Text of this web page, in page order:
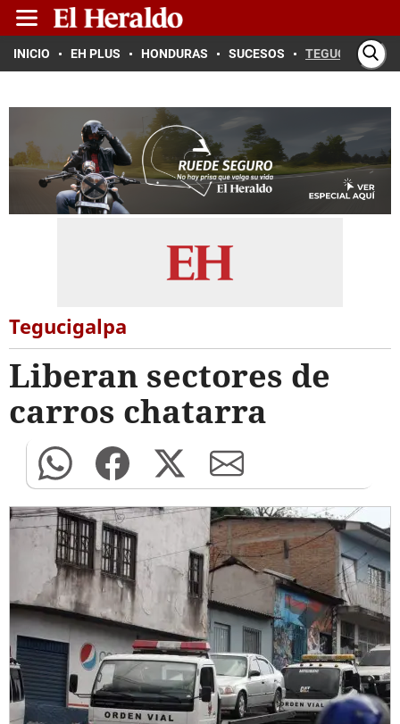
INICIO EH PLUS HONDURAS SUCESOS TEGUCIGALPA
Tegucigalpa
Liberan sectores de
carros chatarra